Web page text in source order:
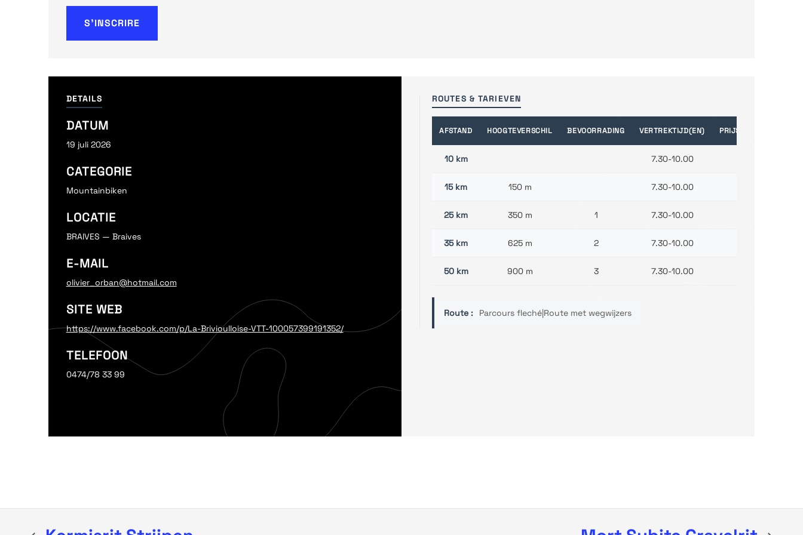
S'INSCRIRE
DETAILS
DATUM
19 juli 2026
CATEGORIE
Mountainbiken
LOCATIE
BRAIVES — Braives
E-MAIL
olivier_orban@hotmail.com
SITE WEB
https://www.facebook.com/p/La-Brivioulloise-VTT-100057399191352/
TELEFOON
0474/78 33 99
ROUTES & TARIEVEN
AFSTAND HOOGTEVERSCHIL BEVOORRADING VERTREKTIJD(EN) PRIJS
10 km 7.30-10.00
15 km 150 m 7.30-10.00
25 km 350 m 1 7.30-10.00
35 km 625 m 2 7.30-10.00
50 km 900 m 3 7.30-10.00
Route : Parcours fleché|Route met wegwijzers